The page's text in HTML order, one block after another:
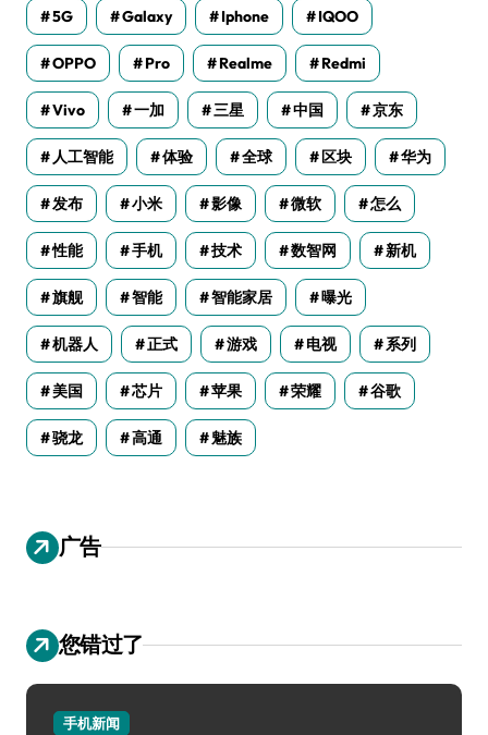
5G Galaxy Iphone IQOO
OPPO Pro Realme Redmi
Vivo 一加 三星 中国 京东
人工智能 体验 全球 区块 华为
发布 小米 影像 微软 怎么
性能 手机 技术 数智网 新机
旗舰 智能 智能家居 曝光
机器人 正式 游戏 电视 系列
美国 芯片 苹果 荣耀 谷歌
骁龙 高通 魅族
广告
您错过了
手机新闻